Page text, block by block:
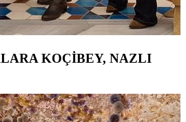
KOÇİBEY, NAZLI